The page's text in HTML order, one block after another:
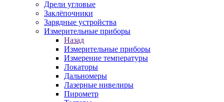
Дрели угловые
Заклёпочники
Зарядные устройства
Измерительные приборы
Назад
Измерительные приборы
Измерение температуры
Локаторы
Дальномеры
Лазерные нивелиры
Пирометр